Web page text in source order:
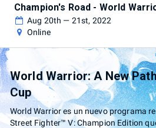
Aug 20th — 21st, 2022
Online
World Warrior: A New
Cup
World Warrior es un nuevo programa
Street Fighter™ V: Champion Edition